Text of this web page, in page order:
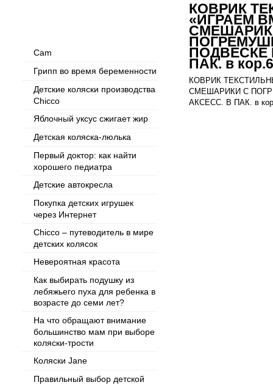
Cam
Грипп во время беременности
Детские коляски производства
Chicco
Яблочный уксус сжигает жир
Детская коляска-люлька
Первый доктор: как найти
хорошего педиатра
Детские автокресла
Покупка детских игрушек
через Интернет
Chicco – путеводитель в мире
детских колясок
Невероятная красота
Как выбирать подушку из
лебяжьего пуха для ребенка в
возрасте до семи лет?
На что обращают внимание
большинство мам при выборе
коляски-трости
Коляски Jane
Правильный выбор детской
КОВРИК
«ИГРАЕМ
ПОДВЕСКЕ
ПАК. в
КОВРИК
СМЕШАРИКИ С
АКСЕСС. В ПАК. в